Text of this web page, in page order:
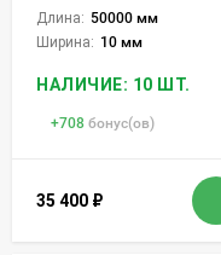
Длина: 50000 мм
Ширина: 10 мм
НАЛИЧИЕ: 10 ШТ.
+708 бонус(ов)
35 400 ₽